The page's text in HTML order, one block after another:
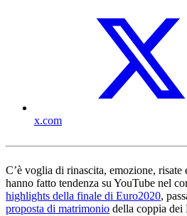
x.com
C’è voglia di rinascita, emozione,
hanno fatto tendenza su YouTube nel
highlights della finale di Euro2020,
proposta di matrimonio della coppia